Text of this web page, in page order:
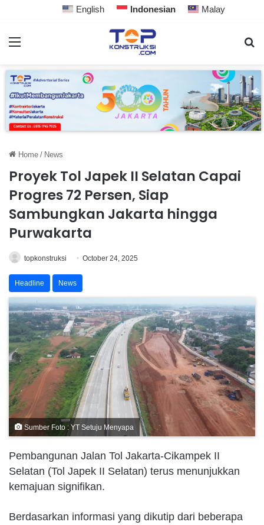
English Indonesian Malay
Home / News
Proyek Tol Japek II Selatan Capai
Progres 72 Persen, Siap
Sambungkan Jakarta hingga
Purwakarta
topkonstruksi October 24, 2025
Headline News
Sumber Foto : YT Setuju Menyapa
Pembangunan Jalan Tol Jakarta-Cikampek II
Selatan (Tol Japek II Selatan) terus menunjukkan
kemajuan signifikan.
Berdasarkan informasi yang dikutip dari beberapa